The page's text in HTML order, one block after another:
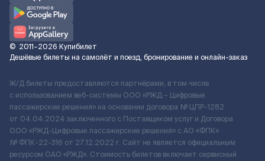
© 2011–2026 Купибилет
Дешёвые билеты на самолёт и поезд, бронирование и онлайн-заказ
Ж/Д билеты предоставляются партнёрами, в том числе
с использованием веб-системы ООО «РЖД – Цифровые
пассажирские решения» на основании договора № ЦПР-1282
от 04.04.2024 заключенного с Поставщиком услуг и Договора
ООО «РЖД-Цифровые пассажирские решения» c АО «ФПК»
№ ФПК-22-316 от 27.12.2022 г. Сайт не является официальным
ресурсом ОАО «РЖД». Стоимость билетов включает сервисный